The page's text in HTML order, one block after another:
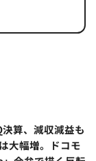
決算、減収減益も
大幅増。ドコモ